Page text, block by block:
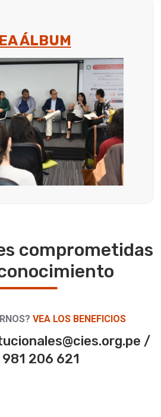
ÁLBUM
comprometidas
VEA LOS BENEFICIOS
/
981 206 621